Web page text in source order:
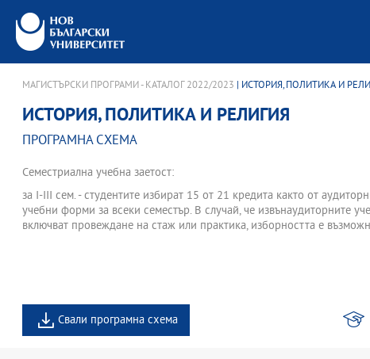
МАГИСТЪРСКИ ПРОГРАМИ - КАТАЛОГ 2022/2023 | ИСТОРИЯ, ПОЛИТИКА И
ИСТОРИЯ, ПОЛИТИКА И РЕЛИГИЯ
ПРОГРАМНА СХЕМА
Семестриална учебна заетост:
за І-III сем. - студентите избират 15 от 21 кредита както от
учебни форми за всеки семестър. В случай, че извънаудиторните
включват провеждане на стаж или практика, изборността е
Свали програмна схема